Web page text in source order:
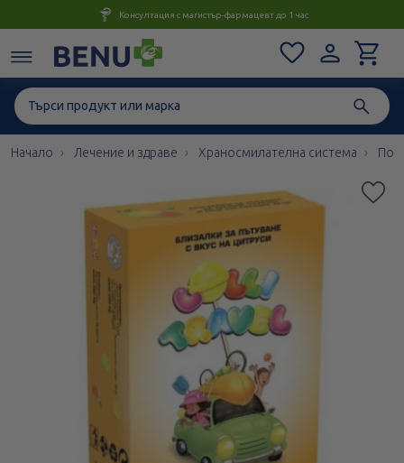
Консултация с магистър-фармацевт до 1 час
Начало Лечение и здраве Храносмилателна система